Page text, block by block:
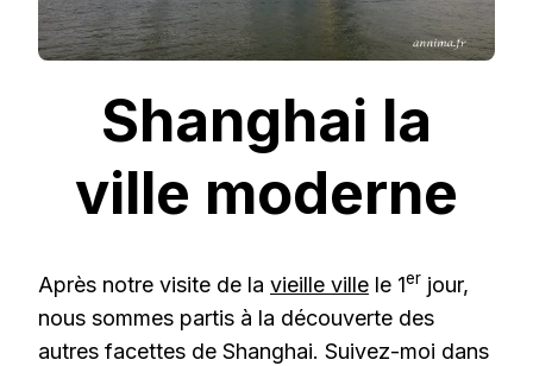
Shanghai la
ville moderne
Après notre visite de la vieille ville le 1er jour,
nous sommes partis à la découverte des
autres facettes de Shanghai. Suivez-moi dans